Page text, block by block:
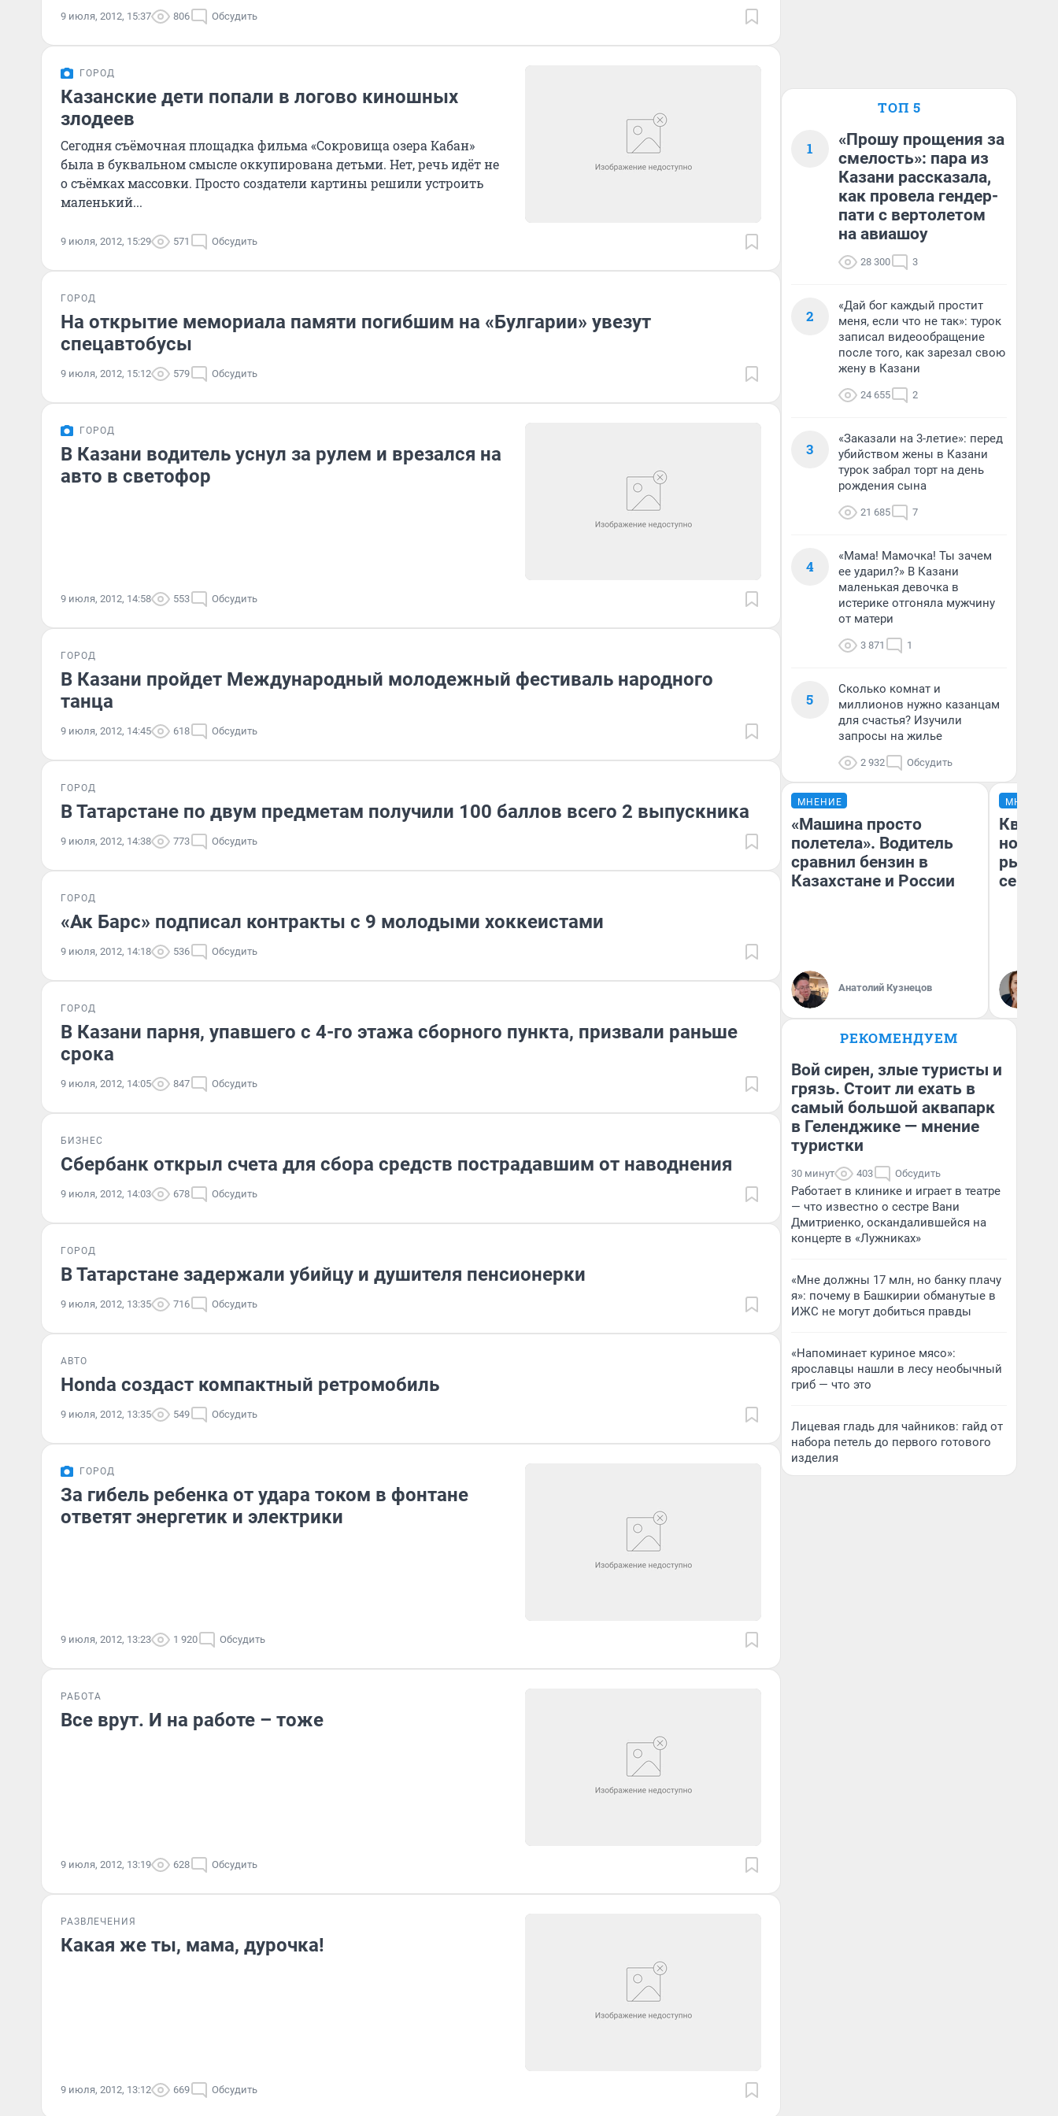
9 июля, 2012, 15:37 806 Обсудить
ГОРОД
Казанские дети попали в логово киношных
злодеев
Сегодня съёмочная площадка фильма «Сокровища озера Кабан»
была в буквальном смысле оккупирована детьми. Нет, речь идёт не
о съёмках массовки. Просто создатели картины решили устроить
маленький...
9 июля, 2012, 15:29 571 Обсудить
ГОРОД
На открытие мемориала памяти погибшим на «Булгарии» увезут
спецавтобусы
9 июля, 2012, 15:12 579 Обсудить
ГОРОД
В Казани водитель уснул за рулем и врезался на
авто в светофор
9 июля, 2012, 14:58 553 Обсудить
ГОРОД
В Казани пройдет Международный молодежный фестиваль народного
танца
9 июля, 2012, 14:45 618 Обсудить
ГОРОД
В Татарстане по двум предметам получили 100 баллов всего 2 выпускника
9 июля, 2012, 14:38 773 Обсудить
ГОРОД
«Ак Барс» подписал контракты с 9 молодыми хоккеистами
9 июля, 2012, 14:18 536 Обсудить
ГОРОД
В Казани парня, упавшего с 4-го этажа сборного пункта, призвали раньше
срока
9 июля, 2012, 14:05 847 Обсудить
БИЗНЕС
Сбербанк открыл счета для сбора средств пострадавшим от наводнения
9 июля, 2012, 14:03 678 Обсудить
ГОРОД
В Татарстане задержали убийцу и душителя пенсионерки
9 июля, 2012, 13:35 716 Обсудить
АВТО
Honda создаст компактный ретромобиль
9 июля, 2012, 13:35 549 Обсудить
ГОРОД
За гибель ребенка от удара током в фонтане
ответят энергетик и электрики
9 июля, 2012, 13:23 1 920 Обсудить
РАБОТА
Все врут. И на работе – тоже
9 июля, 2012, 13:19 628 Обсудить
РАЗВЛЕЧЕНИЯ
Какая же ты, мама, дурочка!
9 июля, 2012, 13:12 669 Обсудить
ТОП 5
1
«Прошу прощения за
смелость»: пара из
Казани рассказала,
как провела гендер-
пати с вертолетом
на авиашоу
28 300 3
2
«Дай бог каждый простит
меня, если что не так»: турок
записал видеообращение
после того, как зарезал свою
жену в Казани
24 655 2
3
«Заказали на 3-летие»: перед
убийством жены в Казани
турок забрал торт на день
рождения сына
21 685 7
4
«Мама! Мамочка! Ты зачем
ее ударил?» В Казани
маленькая девочка в
истерике отгоняла мужчину
от матери
3 871 1
5
Сколько комнат и
миллионов нужно казанцам
для счастья? Изучили
запросы на жилье
2 932 Обсудить
МНЕНИЕ
«Машина просто
полетела». Водитель
сравнил бензин в
Казахстане и России
Анатолий Кузнецов
МНЕНИЕ
но
рынок
РЕКОМЕНДУЕМ
Вой сирен, злые туристы и
грязь. Стоит ли ехать в
самый большой аквапарк
в Геленджике — мнение
туристки
30 минут 403 Обсудить
Работает в клинике и играет в театре
— что известно о сестре Вани
Дмитриенко, оскандалившейся на
концерте в «Лужниках»
«Мне должны 17 млн, но банку плачу
я»: почему в Башкирии обманутые в
ИЖС не могут добиться правды
«Напоминает куриное мясо»:
ярославцы нашли в лесу необычный
гриб — что это
Лицевая гладь для чайников: гайд от
набора петель до первого готового
изделия